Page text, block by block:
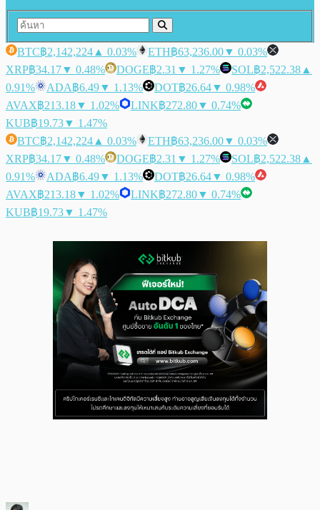
BTC฿2,142,224 ▲ 0.03% ETH฿63,236.00▼ 0.03%
XRP฿34.17▼ 0.48% DOGE฿2.31 ▼ 1.27% SOL฿2,522.38 ▲
0.91%
ADA฿6.49▼ 1.13% DOT฿26.64▼ 0.98%
AVAX฿213.18▼ 1.02% LINK฿272.80▼ 0.74%
KUB฿19.73▼ 1.47%
BTC฿2,142,224 ▲ 0.03% ETH฿63,236.00▼ 0.03%
XRP฿34.17▼ 0.48% DOGE฿2.31 ▼ 1.27% SOL฿2,522.38 ▲
0.91%
ADA฿6.49▼ 1.13% DOT฿26.64▼ 0.98%
AVAX฿213.18▼ 1.02% LINK฿272.80▼ 0.74%
KUB฿19.73▼ 1.47%